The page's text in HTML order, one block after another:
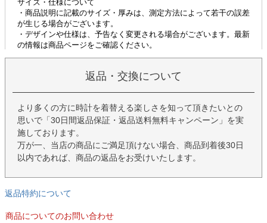
返品・交換について
より多くの方に時計を着替える楽しさを知って頂きたいとの
思いで「30日間返品保証・返品送料無料キャンペーン」を実
施しております。
万が一、当店の商品にご満足頂けない場合、商品到着後30日
以内であれば、商品の返品をお受けいたします。
返品特約について
商品についてのお問い合わせ